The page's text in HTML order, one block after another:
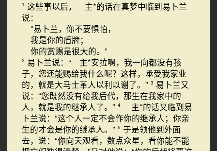
1 这些事以后， 主*的话在真梦中临到易卜兰
说：
“易卜兰，你不要惧怕，
我是你的盾牌；
你的赏赐是很大的。”
2 易卜兰说：“ 主*安拉啊，我一向都没有孩
子，您还能赐给我什么呢？这样，承受我家业
的，就是大马士革人以利以谢了。” 3 易卜兰又
说：“您既然没有给我后代，那生在我家中的
人，就是我的继承人了。” 4
主*的话又临到易
卜兰说：“这个人一定不会作你的继承人；你亲
生的才会是你的继承人。” 5 于是领他到外面
去，说：“你向天观看，数点众星，看你能不能